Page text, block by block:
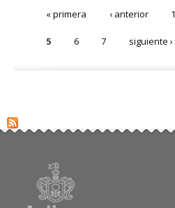
« primera ‹ anterior 1
5 6 7 siguiente ›